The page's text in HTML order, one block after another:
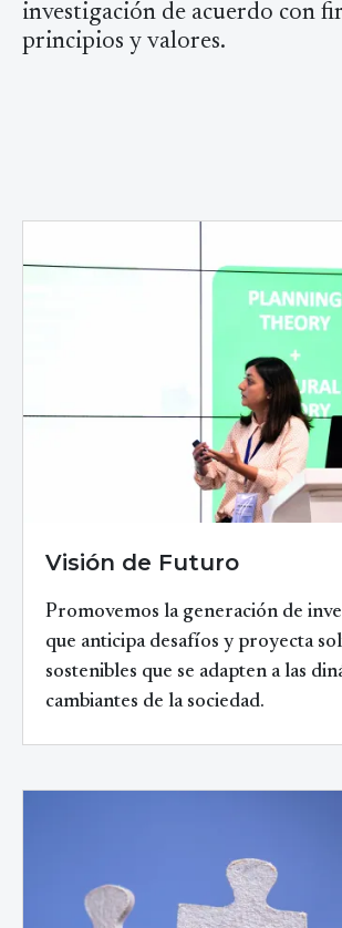
investigación de acuerdo con
principios y valores.
Visión de Futuro
Promovemos la generación de
que anticipa desafíos y proyecta
sostenibles que se adapten a las
cambiantes de la sociedad.